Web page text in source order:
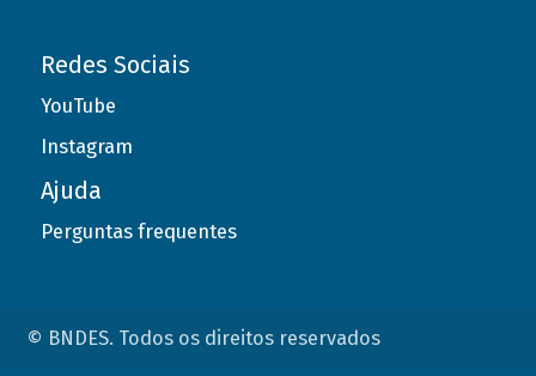
Redes Sociais
YouTube
Instagram
Ajuda
Perguntas frequentes
© BNDES. Todos os direitos reservados